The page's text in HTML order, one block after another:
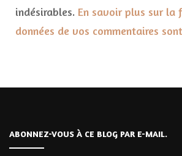
indésirables. En savoir plus sur la
données de vos commentaires
ABONNEZ-VOUS À CE BLOG PAR E-MAIL.